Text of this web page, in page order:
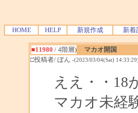
HOME HELP 新規作成 新着
■11980 / 4階層)
マカオ開国
□投稿者/ ぽん -(2023/03/04(Sat)
ええ・・18
マカオ未経